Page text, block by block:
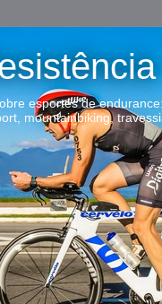
esportes de
mountainbiking,